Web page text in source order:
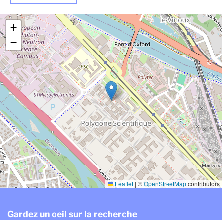
+
−
Leaflet | ©OpenStreetMapcontributors
Gardez un oeil sur la recherche